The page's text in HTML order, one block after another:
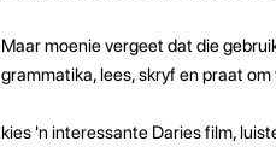
Maar moenie vergeet dat die
grammatika, lees, skryf en praat om
kies 'n interessante Daries film,